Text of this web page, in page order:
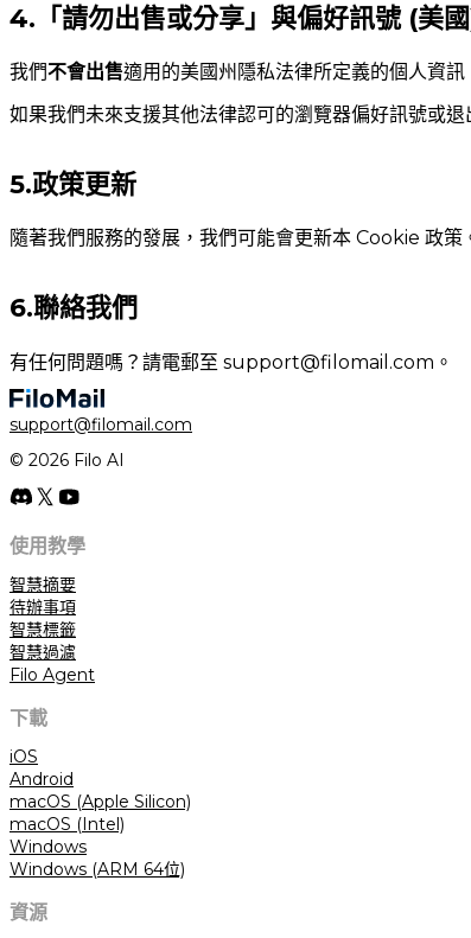
4.「請勿出售或分享」與偏好訊號 (美
我們不會出售適用的美國州隱私法律所定義的個人資
如果我們未來支援其他法律認可的瀏覽器偏好訊號或
5.政策更新
隨著我們服務的發展，我們可能會更新本 Cookie 政
6.聯絡我們
有任何問題嗎？請電郵至 support@filomail.com 。
support@filomail.com
© 2026 Filo AI
使用教學
智慧摘要
待辦事項
智慧標籤
智慧過濾
Filo Agent
下載
iOS
Android
macOS (Apple Silicon)
macOS (Intel)
Windows
Windows (ARM 64位)
資源